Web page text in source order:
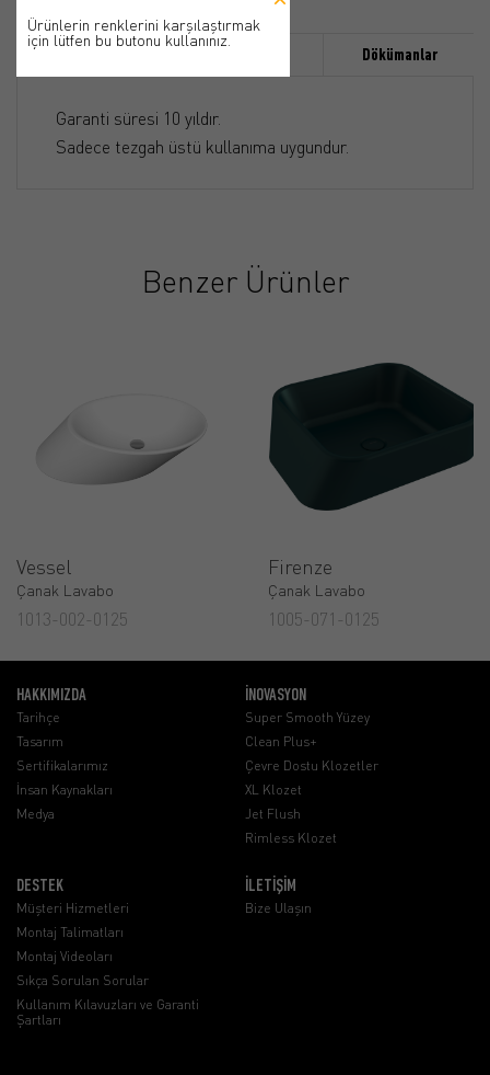
Ürünlerin renklerini karşılaştırmak
için lütfen bu butonu kullanınız.
Dökümanlar
Garanti süresi 10 yıldır.
Sadece tezgah üstü kullanıma uygundur.
Benzer Ürünler
Vessel
Çanak Lavabo
1013-002-0125
Firenze
Çanak Lavabo
1005-071-0125
HAKKIMIZDA
Tarihçe
Tasarım
Sertifikalarımız
İnsan Kaynakları
Medya
İNOVASYON
Super Smooth Yüzey
Clean Plus+
Çevre Dostu Klozetler
XL Klozet
Jet Flush
Rimless Klozet
DESTEK
Müşteri Hizmetleri
Montaj Talimatları
Montaj Videoları
Sıkça Sorulan Sorular
Kullanım Kılavuzları ve Garanti
Şartları
İLETİŞİM
Bize Ulaşın